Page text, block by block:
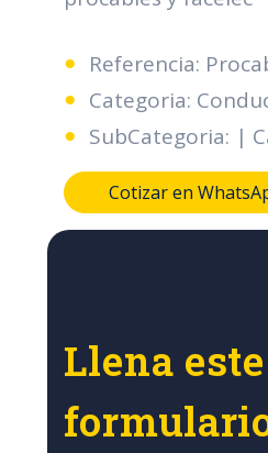
Referencia:
Categoria:
SubCategoria: |
Cotizar en
Llena